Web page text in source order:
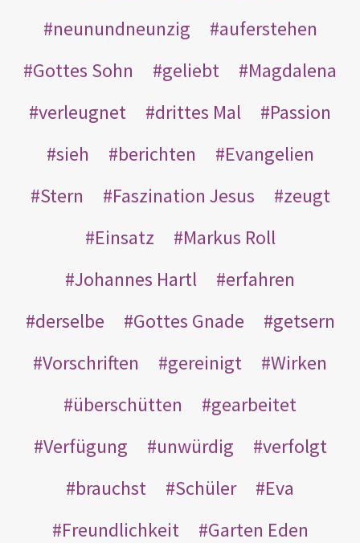
neunundneunzig
auferstehen
Gottes Sohn
geliebt
Magdalena
verleugnet
drittes Mal
Passion
sieh
berichten
Evangelien
Stern
Faszination Jesus
zeugt
Einsatz
Markus Roll
Johannes Hartl
erfahren
derselbe
Gottes Gnade
getsern
Vorschriften
gereinigt
Wirken
überschütten
gearbeitet
Verfügung
unwürdig
verfolgt
brauchst
Schüler
Eva
Freundlichkeit
Garten Eden